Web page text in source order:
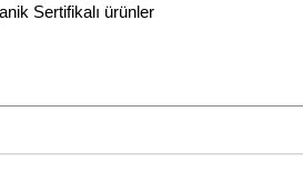
Sertifikalı ürünler